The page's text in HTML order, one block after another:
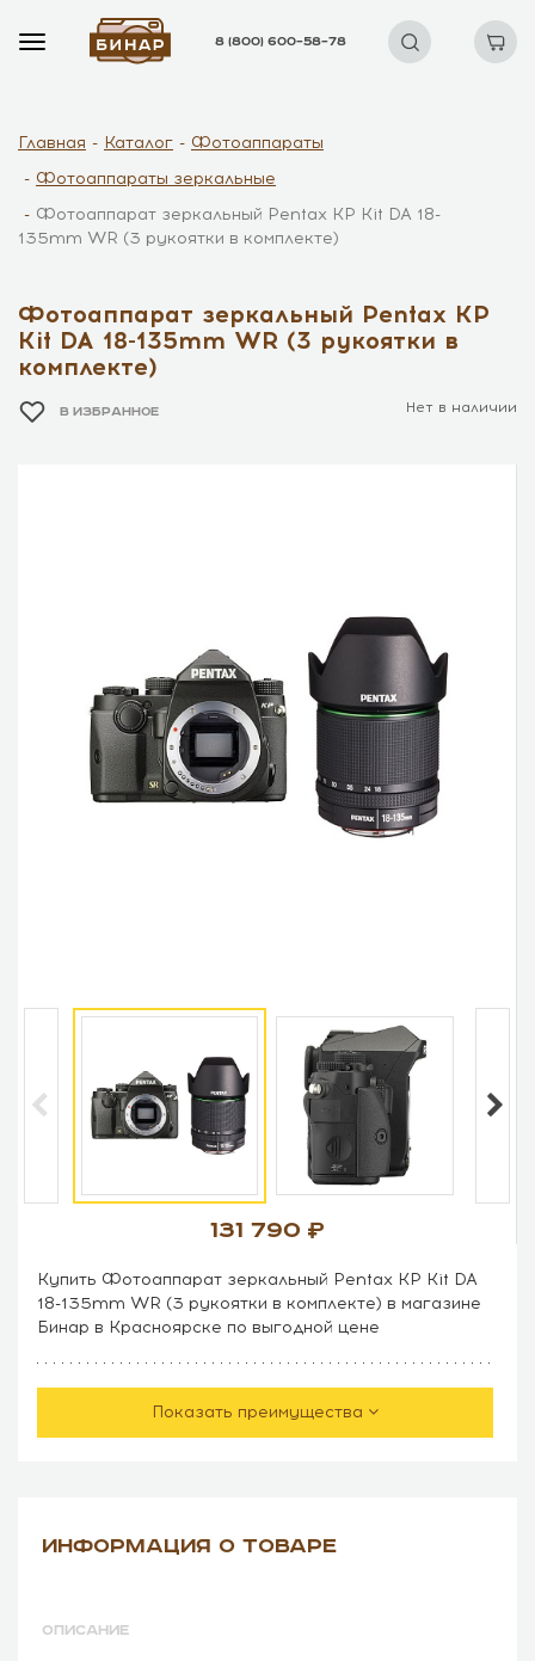
8 (800) 600–58–78
Главная Каталог
Фотоаппараты
Фотоаппараты зеркальные
Фотоаппарат зеркальный Pentax KP Kit DA 18-
135mm WR (3 рукоятки в комплекте)
Фотоаппарат зеркальный Pentax KP
Kit DA 18-135mm WR (3 рукоятки в
комплекте)
В ИЗБРАННОЕ Нет в наличии
131 790
Купить Фотоаппарат зеркальный Pentax KP Kit DA
18-135mm WR (3 рукоятки в комплекте) в магазине
Бинар в Красноярске по выгодной цене
Показать преимущества
ИНФОРМАЦИЯ О ТОВАРЕ
ОПИСАНИЕ